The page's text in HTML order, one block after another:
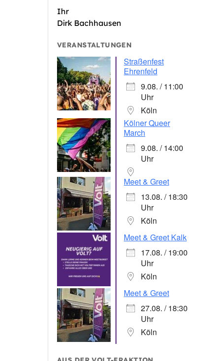
Ihr
Dirk Bachhausen
VERANSTALTUNGEN
Straßenfest
Ehrenfeld
9.08. / 11:00
Uhr
Köln
Kölner Queer
March
9.08. / 14:00
Uhr
Meet & Greet
13.08. / 18:30
Uhr
Köln
Meet & Greet Kalk
17.08. / 19:00
Uhr
Köln
Meet & Greet
27.08. / 18:30
Uhr
Köln